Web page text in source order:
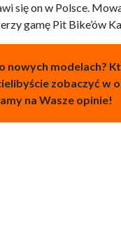
się on w Polsce.
gamę Pit Bike’ów
nowych modelach?
zobaczyć w
na Wasze opinie!